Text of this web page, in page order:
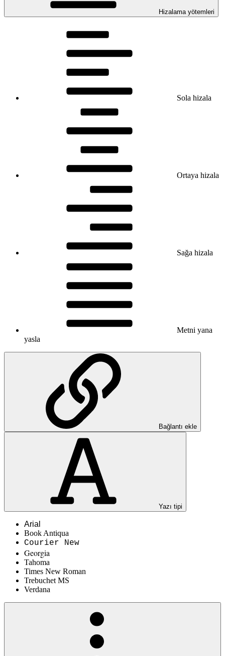
Hizalama yötemleri
Sola hizala
Ortaya hizala
Sağa hizala
Metni yana
yasla
Bağlantı ekle
Yazı tipi
Arial
Book Antiqua
Courier New
Georgia
Tahoma
Times New Roman
Trebuchet MS
Verdana